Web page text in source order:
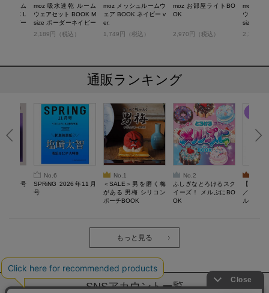
ルーム
BOOK L
イビー
moz 吸水速乾 ルーム
ウェアセット BOOK M
size ボーダーネイビー
ver.
2,189円（税込）
moz メッシュルームウ
ェア BOOK ネイビー v
er.
1,749円（税込）
moz お部屋ライトBO
OK
2,970円（税込）
moz 吸
ウェア
size ブラ
2,189円
通販ランキング
10月号
No.6
SPRiNG 2026年11月
号
No.1
＜SALE＞男を磨く梅
がある 男梅 シリコン
ポーチBOOK
No.2
ふしぎなとろけるスク
イーズ！ メルぷにBO
OK
【
／Lサ
ル）【
労回復ウ
もっと見る
SNSアカウントー覧